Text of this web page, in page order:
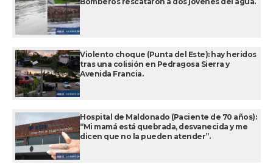
Violento choque (Punta del Este): hay heridos
tras una colisión en Pedragosa Sierra y
Avenida Francia.
Hospital de Maldonado (Paciente de 70 años):
“Mi mamá está quebrada, desvanecida y me
dicen que no la pueden atender”.